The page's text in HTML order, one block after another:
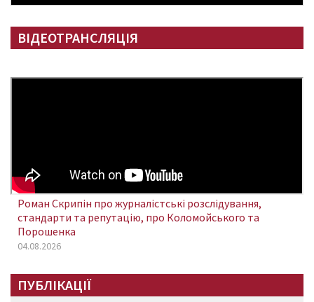
ВІДЕОТРАНСЛЯЦІЯ
Роман Скрипін про журналістські розслідування,
стандарти та репутацію, про Коломойського та
Порошенка
04.08.2026
ПУБЛІКАЦІЇ